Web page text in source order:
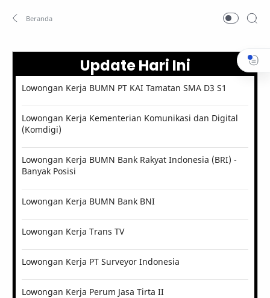
Update Hari Ini
Lowongan Kerja BUMN PT KAI Tamatan SMA D3 S1
Lowongan Kerja Kementerian Komunikasi dan Digital
(Komdigi)
Lowongan Kerja BUMN Bank Rakyat Indonesia (BRI) -
Banyak Posisi
Lowongan Kerja BUMN Bank BNI
Lowongan Kerja Trans TV
Lowongan Kerja PT Surveyor Indonesia
Lowongan Kerja Perum Jasa Tirta II